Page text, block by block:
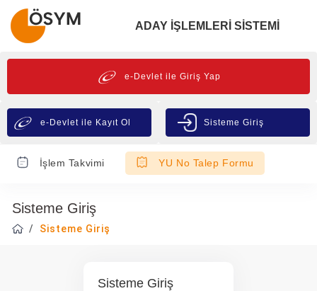
ADAY İŞLEMLERİ SİSTEMİ
e-Devlet ile Giriş Yap
e-Devlet ile Kayıt Ol Sisteme Giriş
İşlem Takvimi YU No Talep Formu
Sisteme Giriş
Sisteme Giriş
Sisteme Giriş